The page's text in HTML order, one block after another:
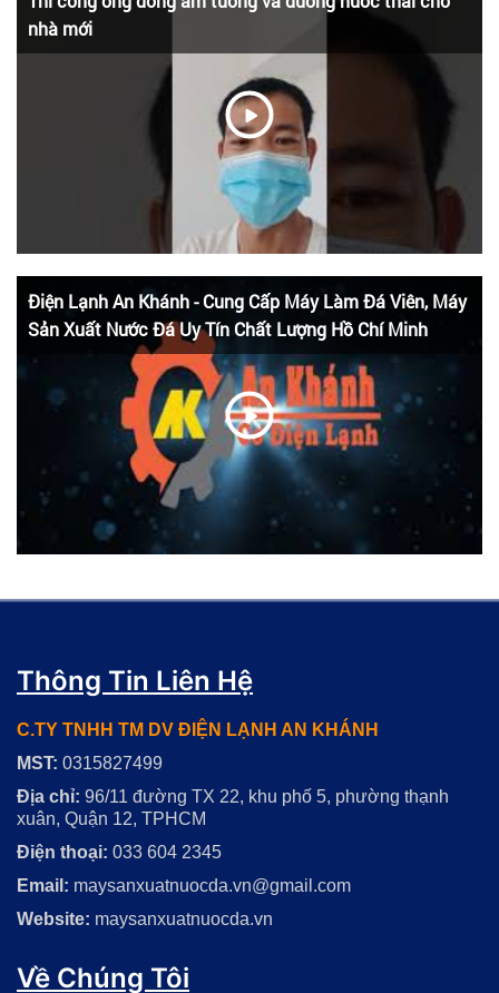
nhà mới
Điện Lạnh An Khánh - Cung Cấp Máy Làm Đá Viên, Máy
Sản Xuất Nước Đá Uy Tín Chất Lượng Hồ Chí Minh
Thông Tin Liên Hệ
C.TY TNHH TM DV ĐIỆN LẠNH AN KHÁNH
MST: 0315827499
Địa chỉ: 96/11 đường TX 22, khu phố 5, phường thạnh
xuân, Quận 12, TPHCM
Điện thoại: 033 604 2345
Email: maysanxuatnuocda.vn@gmail.com
Website: maysanxuatnuocda.vn
Về Chúng Tôi